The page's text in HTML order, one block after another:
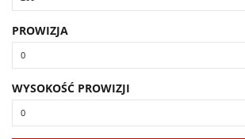
PROWIZJA
WYSOKOŚĆ PROWIZJI